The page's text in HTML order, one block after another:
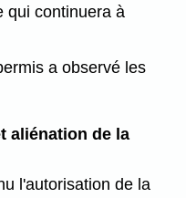
qui continuera à
a observé les
aliénation de la
l'autorisation de la